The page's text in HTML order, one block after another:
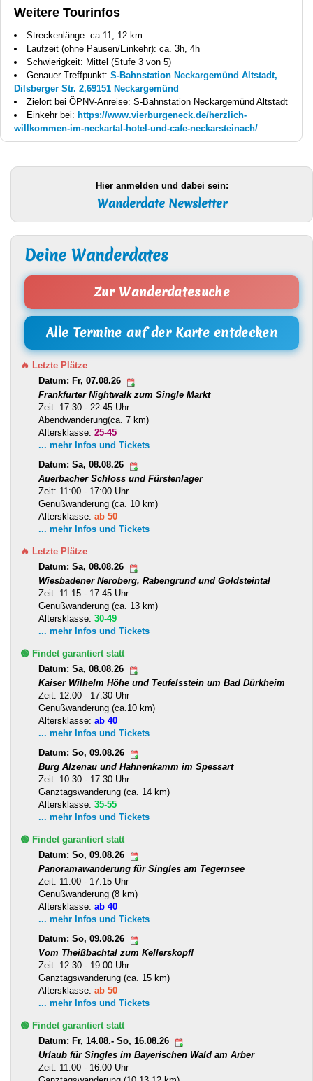
Weitere Tourinfos
Streckenlänge: ca 11, 12 km
Laufzeit (ohne Pausen/Einkehr): ca. 3h, 4h
Schwierigkeit: Mittel (Stufe 3 von 5)
Genauer Treffpunkt: S-Bahnstation Neckargemünd Altstadt,
Dilsberger Str. 2,69151 Neckargemünd
Zielort bei ÖPNV-Anreise: S-Bahnstation Neckargemünd Altstadt
Einkehr bei: https://www.vierburgeneck.de/herzlich-
willkommen-im-neckartal-hotel-und-cafe-neckarsteinach/
Hier anmelden und dabei sein:
Wanderdate Newsletter
Deine Wanderdates
Zur Wanderdatesuche
Alle Termine auf der Karte entdecken
🔥 Letzte Plätze
Datum: Fr, 07.08.26
Frankfurter Nightwalk zum Single Markt
Zeit: 17:30 - 22:45 Uhr
Abendwanderung(ca. 7 km)
Altersklasse: 25-45
... mehr Infos und Tickets
Datum: Sa, 08.08.26
Auerbacher Schloss und Fürstenlager
Zeit: 11:00 - 17:00 Uhr
Genußwanderung (ca. 10 km)
Altersklasse: ab 50
... mehr Infos und Tickets
🔥 Letzte Plätze
Datum: Sa, 08.08.26
Wiesbadener Neroberg, Rabengrund und Goldsteintal
Zeit: 11:15 - 17:45 Uhr
Genußwanderung (ca. 13 km)
Altersklasse: 30-49
... mehr Infos und Tickets
🟢 Findet garantiert statt
Datum: Sa, 08.08.26
Kaiser Wilhelm Höhe und Teufelsstein um Bad Dürkheim
Zeit: 12:00 - 17:30 Uhr
Genußwanderung (ca.10 km)
Altersklasse: ab 40
... mehr Infos und Tickets
Datum: So, 09.08.26
Burg Alzenau und Hahnenkamm im Spessart
Zeit: 10:30 - 17:30 Uhr
Ganztagswanderung (ca. 14 km)
Altersklasse: 35-55
... mehr Infos und Tickets
🟢 Findet garantiert statt
Datum: So, 09.08.26
Panoramawanderung für Singles am Tegernsee
Zeit: 11:00 - 17:15 Uhr
Genußwanderung (8 km)
Altersklasse: ab 40
... mehr Infos und Tickets
Datum: So, 09.08.26
Vom Theißbachtal zum Kellerskopf!
Zeit: 12:30 - 19:00 Uhr
Ganztagswanderung (ca. 15 km)
Altersklasse: ab 50
... mehr Infos und Tickets
🟢 Findet garantiert statt
Datum: Fr, 14.08.- So, 16.08.26
Urlaub für Singles im Bayerischen Wald am Arber
Zeit: 11:00 - 16:00 Uhr